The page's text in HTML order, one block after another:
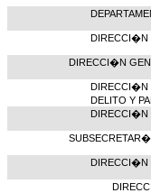
DIRECCI�N
DIRECCI�N
DIRECCI�N
DELITO Y
DIRECCI�N
DIRECCI�N